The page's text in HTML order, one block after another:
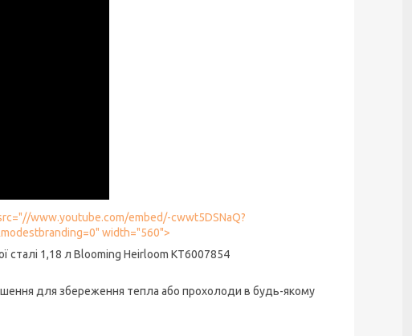
www.youtube.com/embed/-cwwt5DSNaQ?
width="560">
сталі 1,18 л Blooming Heirloom KT6007854
для збереження тепла або прохолоди в будь-якому